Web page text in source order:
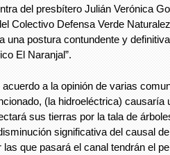
del presbítero Julián Verónica
Colectivo Defensa Verde
una postura contundente y
El Naranjal”.
acuerdo a la opinión de varias
(la hidroeléctrica) causaría
sus tierras por la tala de
significativa del causal
las que pasará el canal tendrán el